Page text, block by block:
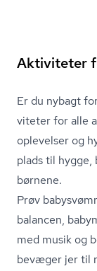
Aktiviteter
Er du nybagt
vi­te­ter for alle
oplevelser og
plads til
børnene.
Prøv
balancen,
med musik og
bevæger jer til